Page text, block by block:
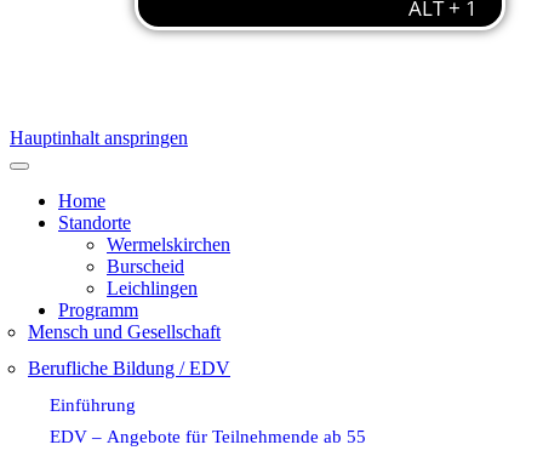
Hauptinhalt anspringen
Home
Standorte
Wermelskirchen
Burscheid
Leichlingen
Programm
Mensch und Gesellschaft
Berufliche Bildung / EDV
Einführung
EDV – Angebote für Teilnehmende ab 55